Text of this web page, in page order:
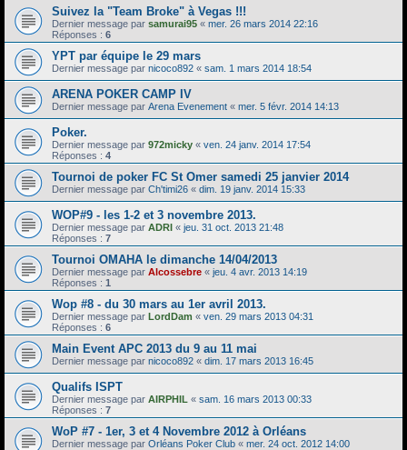
Suivez la "Team Broke" à Vegas !!!
Dernier message par samurai95 « mer. 26 mars 2014 22:16
Réponses : 6
YPT par équipe le 29 mars
Dernier message par nicoco892 « sam. 1 mars 2014 18:54
ARENA POKER CAMP IV
Dernier message par Arena Evenement « mer. 5 févr. 2014 14:13
Poker.
Dernier message par 972micky « ven. 24 janv. 2014 17:54
Réponses : 4
Tournoi de poker FC St Omer samedi 25 janvier 2014
Dernier message par Ch'timi26 « dim. 19 janv. 2014 15:33
WOP#9 - les 1-2 et 3 novembre 2013.
Dernier message par ADRI « jeu. 31 oct. 2013 21:48
Réponses : 7
Tournoi OMAHA le dimanche 14/04/2013
Dernier message par Alcossebre « jeu. 4 avr. 2013 14:19
Réponses : 1
Wop #8 - du 30 mars au 1er avril 2013.
Dernier message par LordDam « ven. 29 mars 2013 04:31
Réponses : 6
Main Event APC 2013 du 9 au 11 mai
Dernier message par nicoco892 « dim. 17 mars 2013 16:45
Qualifs ISPT
Dernier message par AIRPHIL « sam. 16 mars 2013 00:33
Réponses : 7
WoP #7 - 1er, 3 et 4 Novembre 2012 à Orléans
Dernier message par Orléans Poker Club « mer. 24 oct. 2012 14:00